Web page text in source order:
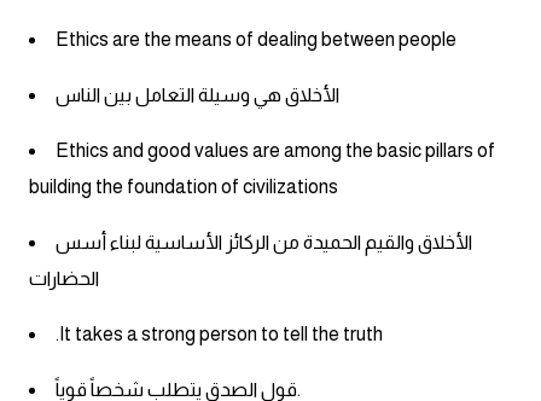
كلمات بحرف n
كلمات بحرف q
Ethics are the means of dealing between people
الأخلاق هي وسيلة التعامل بين الناس
Ethics and good values ​​are among the basic pillars of
building the foundation of civilizations
الأخلاق والقيم الحميدة من الركائز الأساسية لبناء أسس
الحضارات
.It takes a strong person to tell the truth
قول الصدق يتطلب شخصاً قوياً.